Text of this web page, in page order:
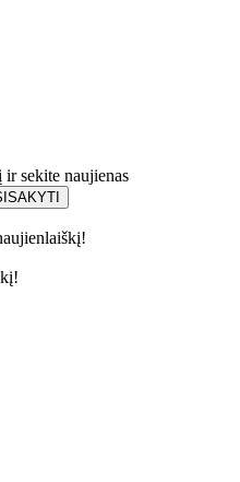
sekite naujienas